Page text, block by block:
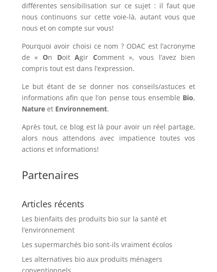
différentes sensibilisation sur ce sujet : il faut que
nous continuons sur cette voie-là, autant vous que
nous et on compte sur vous!
Pourquoi avoir choisi ce nom ? ODAC est l’acronyme
de « On DoitAgir Comment », vous l’avez bien
compris tout est dans l’expression.
Le but étant de se donner nos conseils/astuces et
informations afin que l’on pense tous ensemble Bio,
Natureet Environnement.
Après tout, ce blog est là pour avoir un réel partage,
alors nous attendons avec impatience toutes vos
actions et informations!
Partenaires
Articles récents
Les bienfaits des produits bio sur la santé et
l’environnement
Les supermarchés bio sont-ils vraiment écolos
Les alternatives bio aux produits ménagers